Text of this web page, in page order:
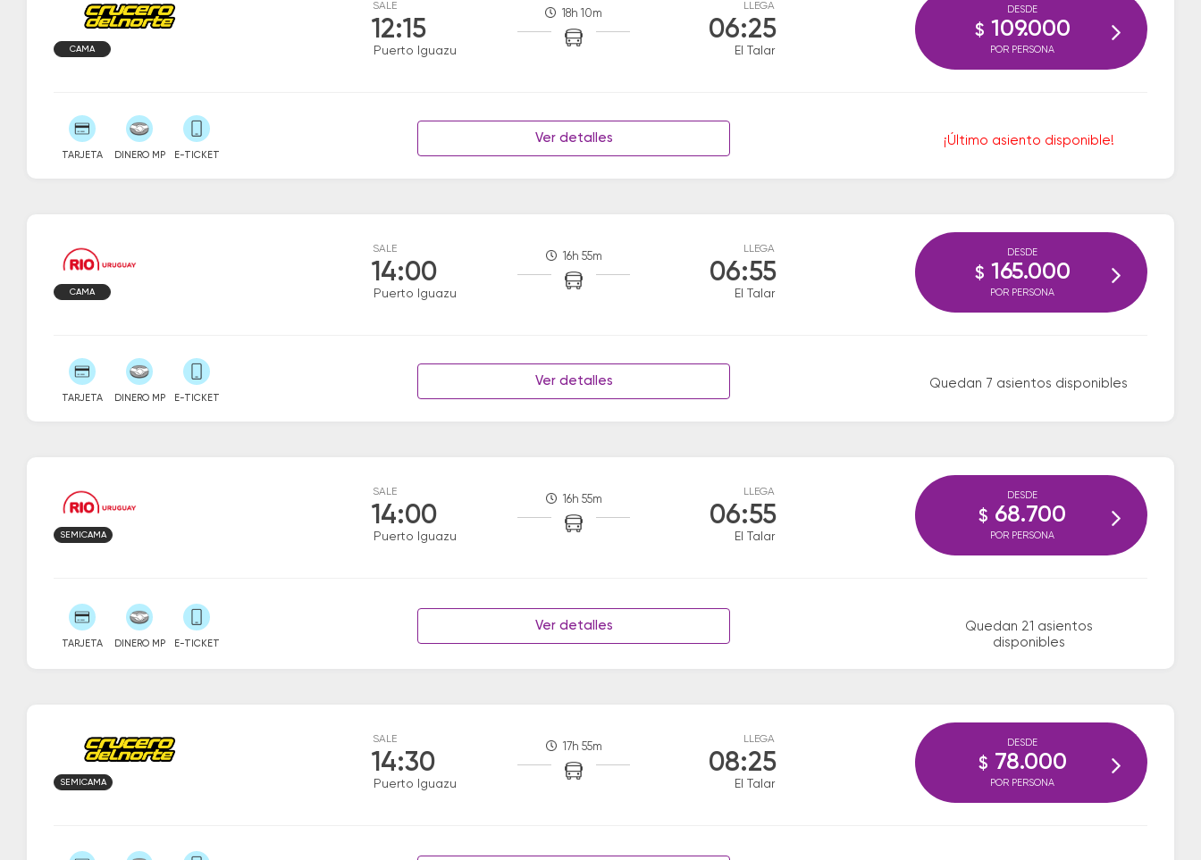
SALE
12:15
Puerto Iguazu
18h 10m
LLEGA
06:25
El Talar
CAMA
TARJETA DINERO MP E-TICKET
Ver detalles ¡Último asiento disponible!
DESDE
$ 109.000
POR PERSONA
SALE
14:00
Puerto Iguazu
16h 55m
LLEGA
06:55
El Talar
CAMA
TARJETA DINERO MP E-TICKET
Ver detalles Quedan 7 asientos disponibles
DESDE
$ 165.000
POR PERSONA
SALE
14:00
Puerto Iguazu
16h 55m
LLEGA
06:55
El Talar
SEMICAMA
TARJETA DINERO MP E-TICKET
Ver detalles
Quedan 21 asientos
disponibles
DESDE
$ 68.700
POR PERSONA
SALE
14:30
Puerto Iguazu
17h 55m
LLEGA
08:25
El Talar
SEMICAMA
DESDE
$ 78.000
POR PERSONA